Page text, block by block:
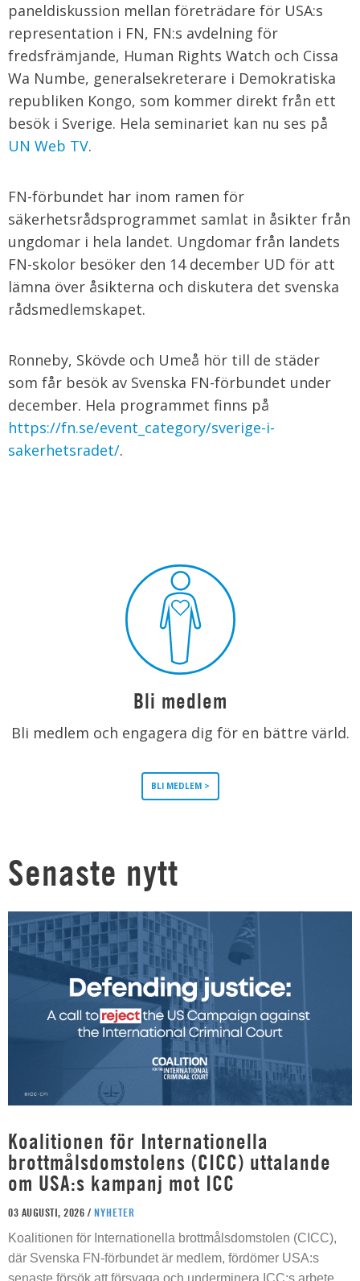
paneldiskussion mellan företrädare för USA:s
representation i FN, FN:s avdelning för
fredsfrämjande, Human Rights Watch och Cissa
Wa Numbe, generalsekreterare i Demokratiska
republiken Kongo, som kommer direkt från ett
besök i Sverige. Hela seminariet kan nu ses på
UN Web TV.
FN-förbundet har inom ramen för
säkerhetsrådsprogrammet samlat in åsikter från
ungdomar i hela landet. Ungdomar från landets
FN-skolor besöker den 14 december UD för att
lämna över åsikterna och diskutera det svenska
rådsmedlemskapet.
Ronneby, Skövde och Umeå hör till de städer
som får besök av Svenska FN-förbundet under
december. Hela programmet finns på
https://fn.se/event_category/sverige-i-
sakerhetsradet/.
Bli medlem
Bli medlem och engagera dig för en bättre värld.
BLI MEDLEM >
Senaste nytt
Koalitionen för Internationella
brottmålsdomstolens (CICC) uttalande
om USA:s kampanj mot ICC
03 AUGUSTI, 2026 / NYHETER
Koalitionen för Internationella brottmålsdomstolen (CICC),
där Svenska FN-förbundet är medlem, fördömer USA:s
senaste försök att försvaga och underminera ICC:s arbete.